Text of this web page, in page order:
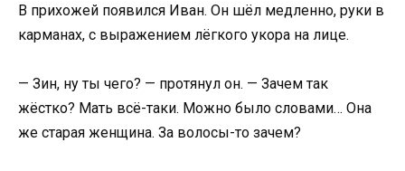
В прихожей появился Иван. Он шёл медленно, руки в
карманах, с выражением лёгкого укора на лице.
— Зин, ну ты чего? — протянул он. — Зачем так
жёстко? Мать всё-таки. Можно было словами… Она
же старая женщина. За волосы-то зачем?